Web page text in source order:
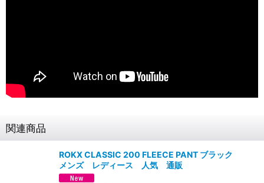
関連商品
ROKX CLASSIC 200 FLEECE PANT ブラック
メンズ レディース 人気 通販